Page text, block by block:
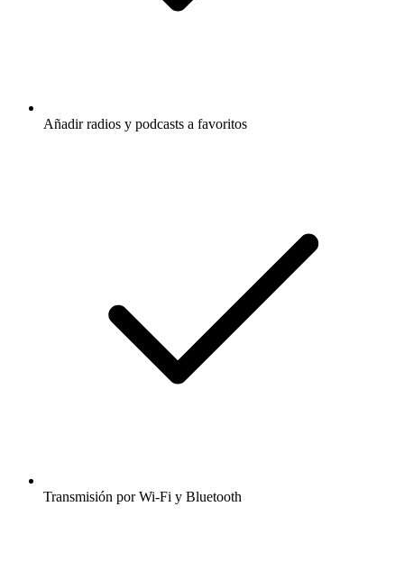
Añadir radios y podcasts a favoritos
Transmisión por Wi-Fi y Bluetooth